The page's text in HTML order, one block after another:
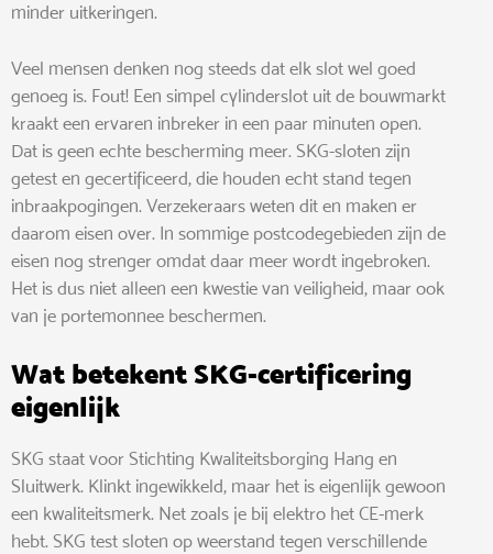
minder uitkeringen.
Veel mensen denken nog steeds dat elk slot wel goed
genoeg is. Fout! Een simpel cylinderslot uit de bouwmarkt
kraakt een ervaren inbreker in een paar minuten open.
Dat is geen echte bescherming meer. SKG-sloten zijn
getest en gecertificeerd, die houden echt stand tegen
inbraakpogingen. Verzekeraars weten dit en maken er
daarom eisen over. In sommige postcodegebieden zijn de
eisen nog strenger omdat daar meer wordt ingebroken.
Het is dus niet alleen een kwestie van veiligheid, maar ook
van je portemonnee beschermen.
Wat betekent SKG-certificering
eigenlijk
SKG staat voor Stichting Kwaliteitsborging Hang en
Sluitwerk. Klinkt ingewikkeld, maar het is eigenlijk gewoon
een kwaliteitsmerk. Net zoals je bij elektro het CE-merk
hebt. SKG test sloten op weerstand tegen verschillende